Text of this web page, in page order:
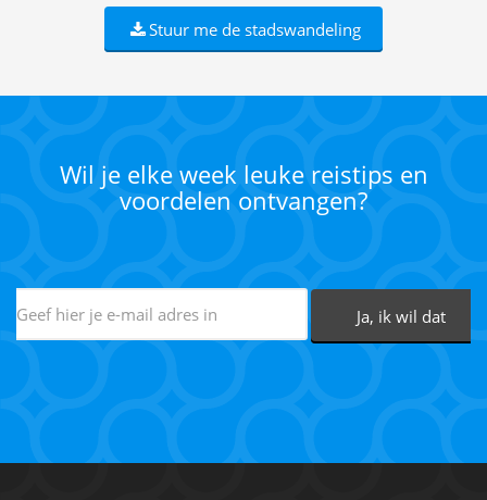
Stuur me de stadswandeling
Wil je elke week leuke reistips en
voordelen ontvangen?